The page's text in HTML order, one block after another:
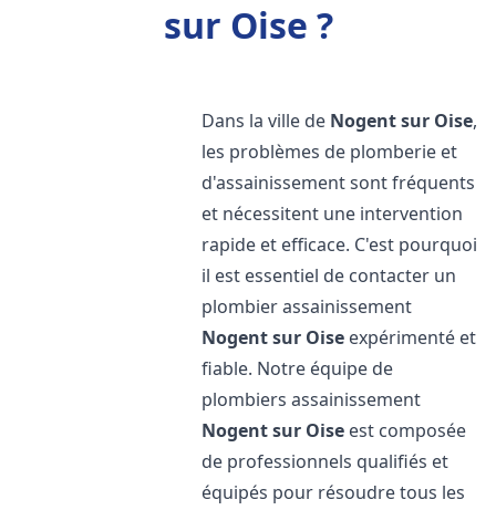
sur Oise ?
Dans la ville de Nogent sur Oise,
les problèmes de plomberie et
d'assainissement sont fréquents
et nécessitent une intervention
rapide et efficace. C'est pourquoi
il est essentiel de contacter un
plombier assainissement
Nogent sur Oise expérimenté et
fiable. Notre équipe de
plombiers assainissement
Nogent sur Oise est composée
de professionnels qualifiés et
équipés pour résoudre tous les